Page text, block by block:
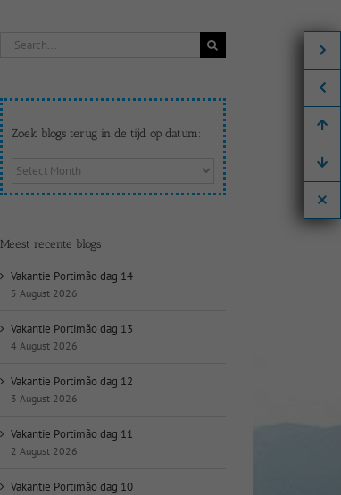
Search
Zoek blogs terug in de tijd op datum:
Zoek
op
datum:
Meest recente blogs
Vakantie Portimão dag 14
5 August 2026
Vakantie Portimão dag 13
4 August 2026
Vakantie Portimão dag 12
3 August 2026
Vakantie Portimão dag 11
2 August 2026
Vakantie Portimão dag 10